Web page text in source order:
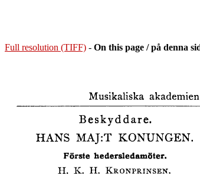
Full resolution (TIFF) - On this page / på denna